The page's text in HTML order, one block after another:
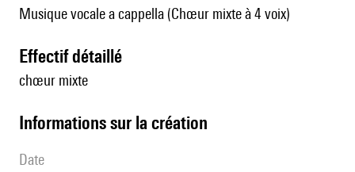
Musique vocale a cappella (Chœur mixte à 4 voix)
effectif détaillé
chœur mixte
informations sur la création
date